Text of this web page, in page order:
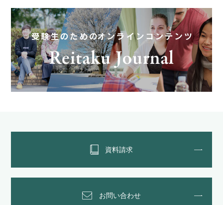
資料請求
お問い合わせ